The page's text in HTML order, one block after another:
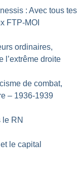
: Avec tous tes
FTP-MOI
ordinaires,
l’extrême droite
de combat,
– 1936-1939
le RN
le capital